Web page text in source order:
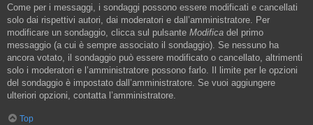
Come per i messaggi, i sondaggi possono essere modificati e cancellati
solo dai rispettivi autori, dai moderatori e dall’amministratore. Per
modificare un sondaggio, clicca sul pulsante Modifica del primo
messaggio (a cui è sempre associato il sondaggio). Se nessuno ha
ancora votato, il sondaggio può essere modificato o cancellato, altrimenti
solo i moderatori e l’amministratore possono farlo. Il limite per le opzioni
del sondaggio è impostato dall’amministratore. Se vuoi aggiungere
ulteriori opzioni, contatta l’amministratore.
Top